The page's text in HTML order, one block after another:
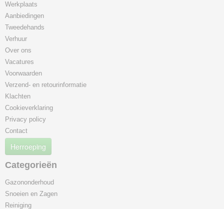
Werkplaats
Aanbiedingen
Tweedehands
Verhuur
Over ons
Vacatures
Voorwaarden
Verzend- en retourinformatie
Klachten
Cookieverklaring
Privacy policy
Contact
Herroeping
Categorieën
Gazononderhoud
Snoeien en Zagen
Reiniging